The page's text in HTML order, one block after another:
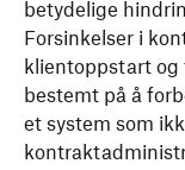
betydelige
Forsinkelser i
klientoppstart og
bestemt på å
et system som